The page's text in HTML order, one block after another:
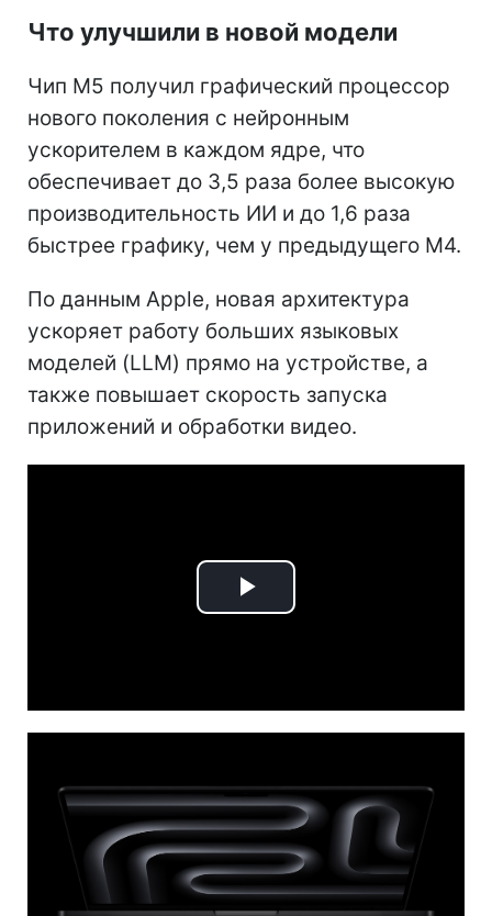
Что улучшили в новой модели
Чип M5 получил графический процессор
нового поколения с нейронным
ускорителем в каждом ядре, что
обеспечивает до 3,5 раза более высокую
производительность ИИ и до 1,6 раза
быстрее графику, чем у предыдущего M4.
По данным Apple, новая архитектура
ускоряет работу больших языковых
моделей (LLM) прямо на устройстве, а
также повышает скорость запуска
приложений и обработки видео.
Play